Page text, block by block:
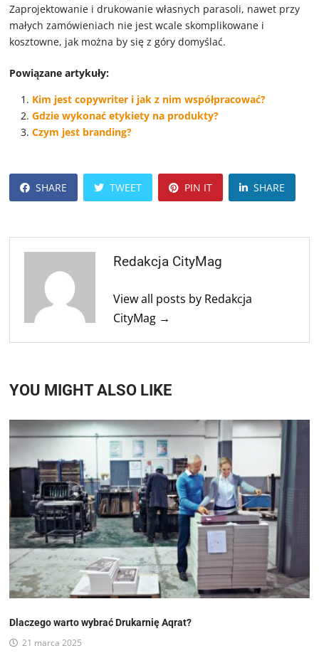
Zaprojektowanie i drukowanie własnych parasoli, nawet przy
małych zamówieniach nie jest wcale skomplikowane i
kosztowne, jak można by się z góry domyślać.
Powiązane artykuły:
Kim jest copywriter i jak z nim współpracować?
Gdzie wykonać etykiety na produkty?
Czym jest branding?
SHARE TWEET PIN IT SHARE
Redakcja CityMag
View all posts by Redakcja
CityMag →
YOU MIGHT ALSO LIKE
Dlaczego warto wybrać Drukarnię Aqrat?
21 marca 2025